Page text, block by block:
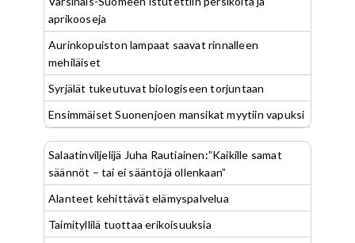
aprikooseja
Aurinkopuiston lampaat saavat rinnalleen
mehiläiset
Syrjälät tukeutuvat biologiseen torjuntaan
Ensimmäiset Suonenjoen mansikat myytiin vapuksi
Salaatinviljelijä Juha Rautiainen:”Kaikille samat
säännöt – tai ei sääntöjä ollenkaan”
Alanteet kehittävät elämyspalvelua
Taimityllilä tuottaa erikoisuuksia